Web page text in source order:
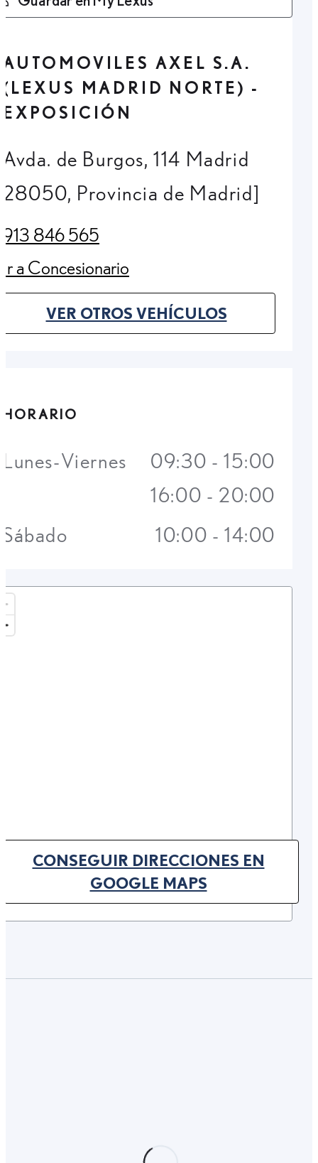
AUTOMOVILES AXEL S.A.
(LEXUS MADRID NORTE) -
EXPOSICIÓN
Avda. de Burgos, 114 Madrid
28050, Provincia de Madrid]
913 846 565
(Opens in new tab)
Ir a Concesionario
(Opens in new tab)
VER OTROS VEHÍCULOS
(OPENS IN NEW TAB)
CONSEGUIR DIRECCIONES EN
GOOGLE MAPS(OPENS IN NEW TAB)
HORARIO
Lunes-Viernes
09:30 - 15:00
16:00 - 20:00
Sábado
10:00 - 14:00